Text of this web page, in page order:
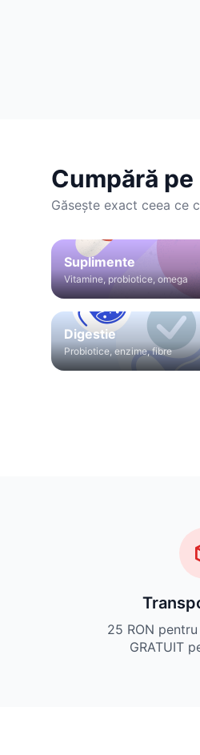
Cumpără
Găsește exact ceea ce
Suplimente
Vitamine, probiotice, omega
Digestie
Probiotice, enzime, fibre
25 RON
GRATUIT